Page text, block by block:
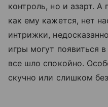
контроль, но и азарт. А
как ему кажется, нет
интрижки,
игры могут появиться
все шло спокойно.
скучно или слишком